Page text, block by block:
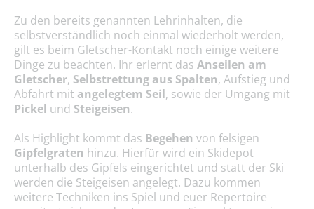
Zu den bereits genannten Lehrinhalten, die
selbstverständlich noch einmal wiederholt werden,
gilt es beim Gletscher-Kontakt noch einige weitere
Dinge zu beachten. Ihr erlernt das Anseilen am
Gletscher, Selbstrettung aus Spalten, Aufstieg und
Abfahrt mit angelegtem Seil, sowie der Umgang mit
Pickel und Steigeisen.
Als Highlight kommt das Begehen von felsigen
Gipfelgraten hinzu. Hierfür wird ein Skidepot
unterhalb des Gipfels eingerichtet und statt der Ski
werden die Steigeisen angelegt. Dazu kommen
weitere Techniken ins Spiel und euer Repertoire